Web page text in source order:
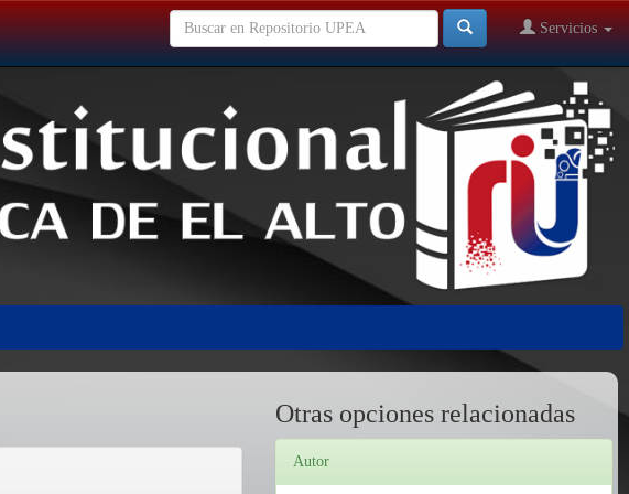
Servicios
Otras opciones relacionadas
Autor